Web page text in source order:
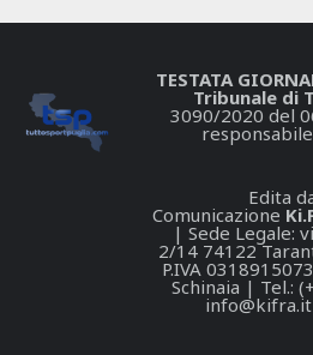
TESTATA
Tribunale di
3090/2020 del
responsabile
Edita
Comunicazione
| Sede Legale:
2/14 74122
P.IVA
Schinaia | Tel.:
info@kifra.it